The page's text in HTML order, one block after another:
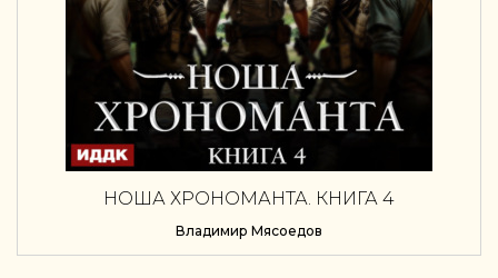
НОША ХРОНОМАНТА. КНИГА 4
Владимир Мясоедов